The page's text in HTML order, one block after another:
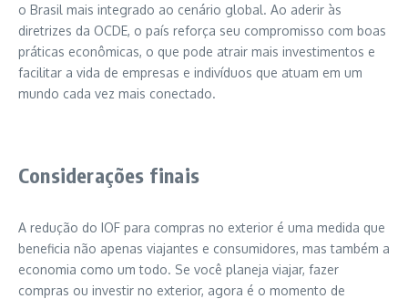
o Brasil mais integrado ao cenário global. Ao aderir às
diretrizes da OCDE, o país reforça seu compromisso com boas
práticas econômicas, o que pode atrair mais investimentos e
facilitar a vida de empresas e indivíduos que atuam em um
mundo cada vez mais conectado.
Considerações finais
A redução do IOF para compras no exterior é uma medida que
beneficia não apenas viajantes e consumidores, mas também a
economia como um todo. Se você planeja viajar, fazer
compras ou investir no exterior, agora é o momento de